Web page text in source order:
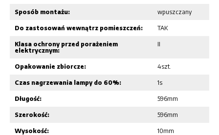
Sposób montażu: wpuszczany
Do zastosowań wewnątrz pomieszczeń: TAK
Klasa ochrony przed porażeniem
elektrycznym:
II
Opakowanie zbiorcze: 4szt.
Czas nagrzewania lampy do 60%: 1s
Długość: 596mm
Szerokość: 596mm
Wysokość: 10mm